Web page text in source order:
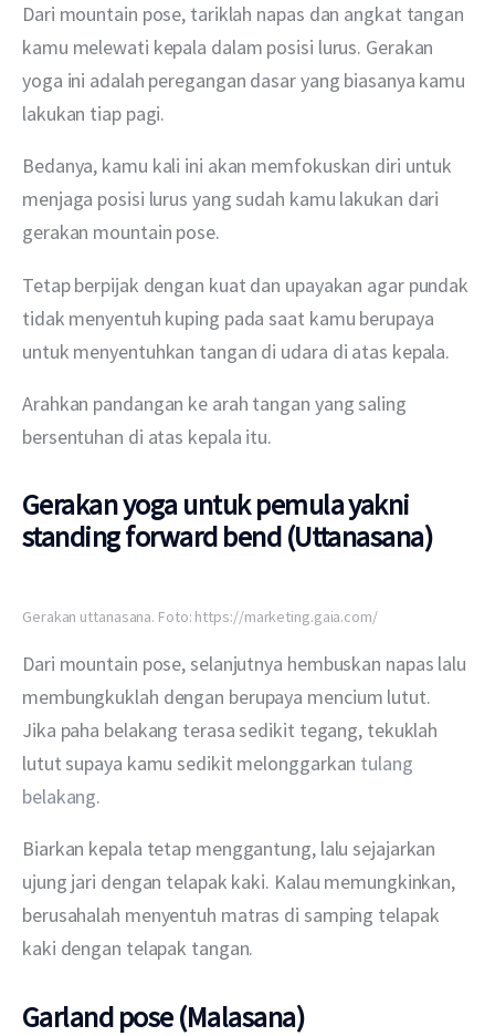
Dari mountain pose, tariklah napas dan angkat tangan
kamu melewati kepala dalam posisi lurus. Gerakan
yoga ini adalah peregangan dasar yang biasanya kamu
lakukan tiap pagi.
Bedanya, kamu kali ini akan memfokuskan diri untuk
menjaga posisi lurus yang sudah kamu lakukan dari
gerakan mountain pose.
Tetap berpijak dengan kuat dan upayakan agar pundak
tidak menyentuh kuping pada saat kamu berupaya
untuk menyentuhkan tangan di udara di atas kepala.
Arahkan pandangan ke arah tangan yang saling
bersentuhan di atas kepala itu.
Gerakan yoga untuk pemula yakni
standing forward bend (Uttanasana)
Gerakan uttanasana. Foto: https://marketing.gaia.com/
Dari mountain pose, selanjutnya hembuskan napas lalu
membungkuklah dengan berupaya mencium lutut.
Jika paha belakang terasa sedikit tegang, tekuklah
lutut supaya kamu sedikit melonggarkan tulang
belakang.
Biarkan kepala tetap menggantung, lalu sejajarkan
ujung jari dengan telapak kaki. Kalau memungkinkan,
berusahalah menyentuh matras di samping telapak
kaki dengan telapak tangan.
Garland pose (Malasana)